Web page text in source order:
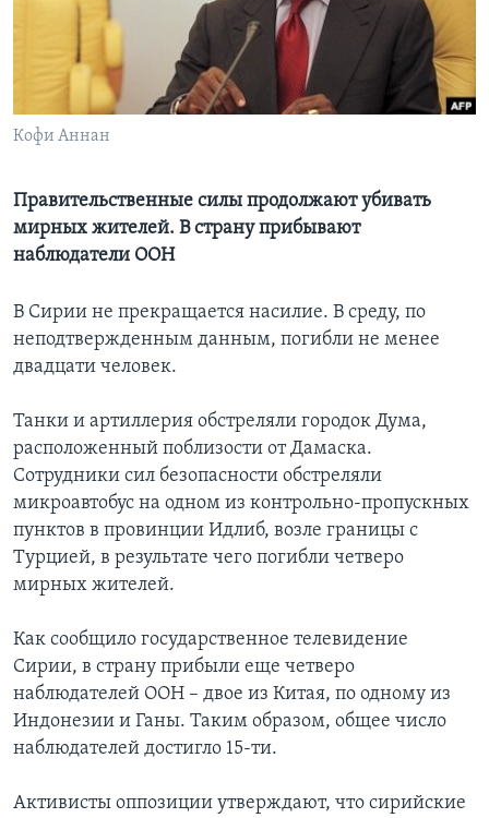
Learning English
СОЦИАЛЬНЫЕ СЕТИ
Языки
Кофи Аннан
Правительственные силы продолжают убивать
мирных жителей. В страну прибывают
наблюдатели ООН
В Сирии не прекращается насилие. В среду, по
неподтвержденным данным, погибли не менее
двадцати человек.
Танки и артиллерия обстреляли городок Дума,
расположенный поблизости от Дамаска.
Сотрудники сил безопасности обстреляли
микроавтобус на одном из контрольно-пропускных
пунктов в провинции Идлиб, возле границы с
Турцией, в результате чего погибли четверо
мирных жителей.
Как сообщило государственное телевидение
Сирии, в страну прибыли еще четверо
наблюдателей ООН – двое из Китая, по одному из
Индонезии и Ганы. Таким образом, общее число
наблюдателей достигло 15-ти.
Активисты оппозиции утверждают, что сирийские